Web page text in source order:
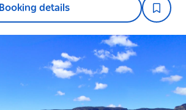
Booking details